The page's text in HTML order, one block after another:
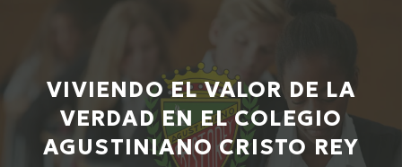
VIVIENDO EL VALOR DE LA
VERDAD EN EL COLEGIO
AGUSTINIANO CRISTO REY